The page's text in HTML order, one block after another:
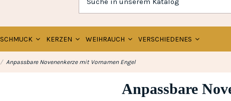
SCHMUCK KERZEN WEIHRAUCH VERSCHIEDENES
Anpassbare Novenenkerze mit Vornamen Engel
Anpassbare